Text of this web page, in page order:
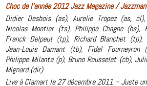
Choc de l’année 2012 Jazz Magazine / Jazzman
Didier Desbois (as), Aurelie Tropez (as,
Nicolas Montier (ts), Philippe Chagne (bs),
Franck Delpeut (tp), Richard Blanchet (tp),
Jean-Louis Damant (tb), Fidel Fourneyron
Philippe Milanta (p), Bruno Rousselet (cb),
Mignard (dir)
Live à Clamart le 27 décembre 2011 – Juste